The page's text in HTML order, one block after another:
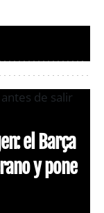
el Barça
y pone